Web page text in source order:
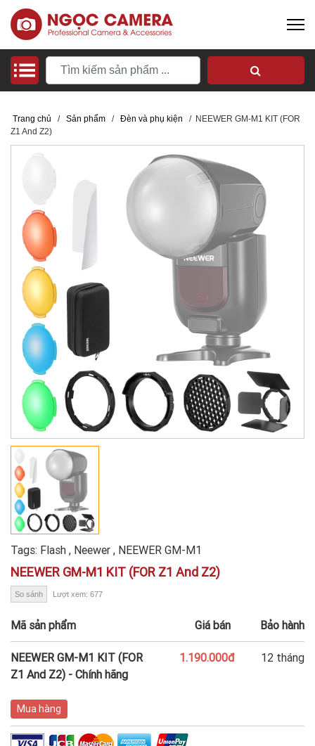
Trang chủ / Sản phẩm / Đèn và phụ kiện / NEEWER GM-M1 KIT (FOR
Z1 And Z2)
Tags: Flash , Neewer , NEEWER GM-M1
NEEWER GM-M1 KIT (FOR Z1 And Z2)
So sánh Lượt xem: 677
Mã sản phẩm Giá bán Bảo hành
NEEWER GM-M1 KIT (FOR
Z1 And Z2) - Chính hãng
1.190.000đ 12 tháng
Mua hàng